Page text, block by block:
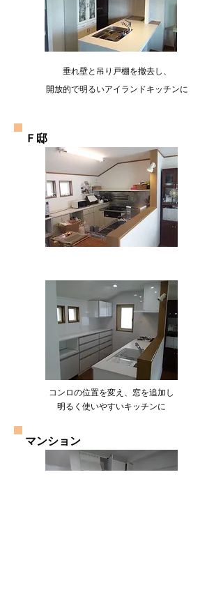
垂れ壁と吊り戸棚を撤去し、
開放的で明るいアイランドキッチンに
Ｆ邸
コンロの位置を変え、窓を追加し
​明るく使いやすいキッチンに
​マンション